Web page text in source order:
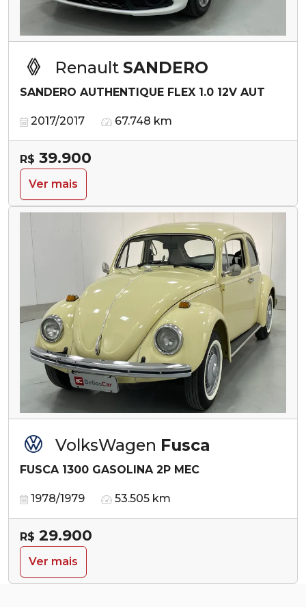
Renault SANDERO
SANDERO AUTHENTIQUE FLEX 1.0 12V AUT
2017/2017 67.748 km
R$ 39.900
Ver mais
VolksWagen Fusca
FUSCA 1300 GASOLINA 2P MEC
1978/1979 53.505 km
R$ 29.900
Ver mais